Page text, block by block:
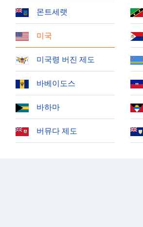
Chapters
descriptions
off
selected
Subtitles
subtitles
settings
opens
subtitles
몬트세랫
미국
미국령 버진 제도
바베이도스
바하마
버뮤다 제도